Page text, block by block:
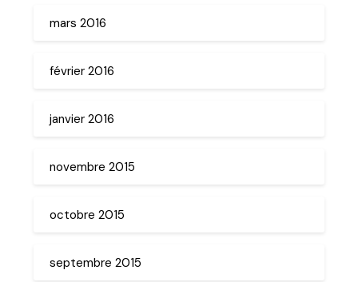
mars 2016
février 2016
janvier 2016
novembre 2015
octobre 2015
septembre 2015